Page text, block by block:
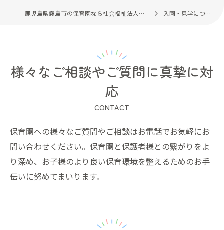
鹿児島県霧島市の保育園なら社会福祉法人清風会 入園・見学について
様々なご相談やご質問に真摯に対
応
CONTACT
保育園への様々なご質問やご相談はお電話でお気軽にお
問い合わせください。保育園と保護者様との繋がりをよ
り深め、お子様のより良い保育環境を整えるためのお手
伝いに努めてまいります。